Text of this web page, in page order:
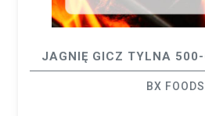
JAGNIĘ GICZ TYLNA
BX FOODS